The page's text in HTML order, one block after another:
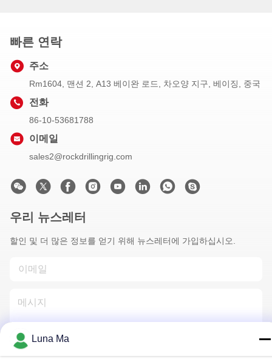
빠른 연락
주소
Rm1604, 맨션 2, A13 베이완 로드, 차오양 지구, 베이징, 중국
전화
86-10-53681788
이메일
sales2@rockdrillingrig.com
우리 뉴스레터
할인 및 더 많은 정보를 얻기 위해 뉴스레터에 가입하십시오.
Luna Ma